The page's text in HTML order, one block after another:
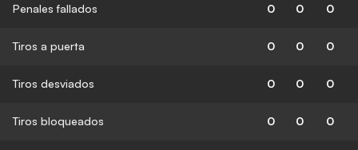
Penales fallados 0 0 0
Tiros a puerta 0 0 0
Tiros desviados 0 0 0
Tiros bloqueados 0 0 0